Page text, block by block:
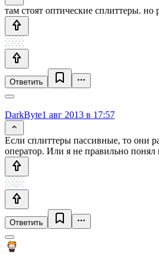
там стоят оптические сплиттеры.
Ответить
DarkByte1 авг 2013 в 17:57
Если сплиттеры пассивные, то они
оператор. Или я не правильно
Ответить